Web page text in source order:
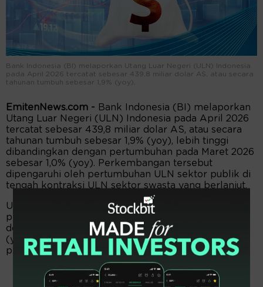
Bank Indonesia (BI) melaporkan Utang Luar Negeri (ULN) Indonesia
pada April 2026 tercatat sebesar 439,8 miliar dolar AS, atau secara
tahunan tumbuh sebesar 1,9% (yoy),
EmitenNews.com - Bank Indonesia (BI) melaporkan
Utang Luar Negeri (ULN) Indonesia pada April 2026
tercatat sebesar 439,8 miliar dolar AS, atau secara
tahunan tumbuh sebesar 1,9% (yoy), lebih tinggi
dibandingkan dengan pertumbuhan pada Maret 2026
sebesar 1,0% (yoy). Perkembangan tersebut
dipengaruhi oleh pertumbuhan ULN sektor publik di
tengah kontraksi ULN sektor swasta yang berlanjut.
ULN pemerintah tumbuh lebih rendah. Posisi ULN
pemerintah pada April 2026 sebesar 216,4 miliar
dolar AS, atau secara tahunan tumbuh sebesar 3,7%
(yoy), lebih rendah dibandingkan dengan
pertumbuhan pada Maret 2026 sebesar 3,8% (yoy).